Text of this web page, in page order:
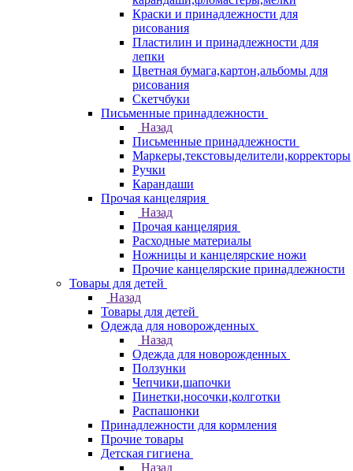
Краски и принадлежности для
рисования
Пластилин и принадлежности для
лепки
Цветная бумага,картон,альбомы для
рисования
Скетчбуки
Письменные принадлежности
Назад
Письменные принадлежности
Маркеры,текстовыделители,корректоры
Ручки
Карандаши
Прочая канцелярия
Назад
Прочая канцелярия
Расходные материалы
Ножницы и канцелярские ножи
Прочие канцелярские принадлежности
Товары для детей
Назад
Товары для детей
Одежда для новорожденных
Назад
Одежда для новорожденных
Ползунки
Чепчики,шапочки
Пинетки,носочки,колготки
Распашонки
Принадлежности для кормления
Прочие товары
Детская гигиена
Назад